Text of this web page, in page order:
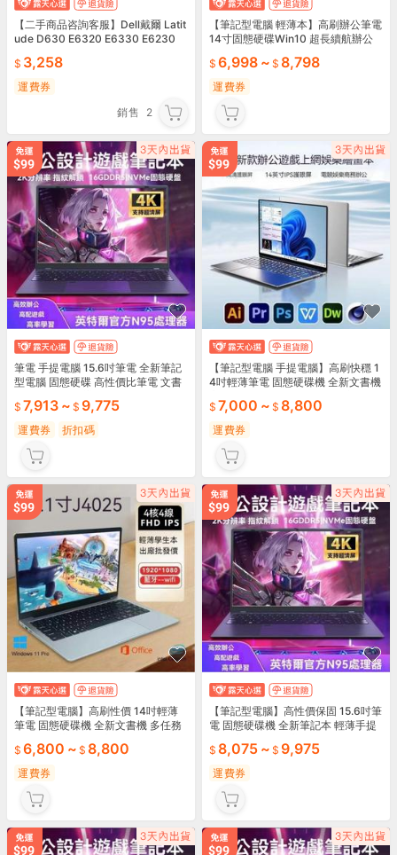
【二手商品咨詢客服】Dell戴爾 Latit
ude D630 E6320 E6330 E6230
3,258
運費券
銷售
2
【筆記型電腦 輕薄本】高刷辦公筆電
14寸固態硬碟Win10 超長續航辦公
效必備
6,998 ~ 8,798
運費券
筆電 手提電腦 15.6吋筆電 全新筆記
型電腦 固態硬碟 高性價比筆電 文書
7,913 ~ 9,775
運費券 折扣碼
【筆記型電腦 手提電腦】高刷快穩 1
4吋輕薄筆電 固態硬碟機 全新文書機
0 辦公娛樂學習 2024熱賣保固必備
7,000 ~ 8,800
運費券
【筆記型電腦】高刷性價 14吋輕薄
筆電 固態硬碟機 全新文書機 多任務
固必備
6,800 ~ 8,800
運費券
【筆記型電腦】高性價保固 15.6吋筆
電 固態硬碟機 全新筆記本 輕薄手提
熱賣必備
8,075 ~ 9,975
運費券